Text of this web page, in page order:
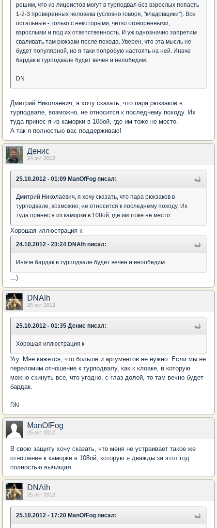
решим, что из лицеистов могут в турподвал без взрослых попасть
1-2-3 проверенных человека (условно говоря, "кладовщики"). Все
остальные - только с некоторыми, четко оговоренными,
взрослыми и под их ответственность. И уж однозначно запретим
сваливать там рюкзаки после похода. Уверен, что эта мысль не
будет популярной, но я таки попробую настоять на ней. Иначе
бардак в турподвале будет вечен и непобедим.
DN
Дмитрий Николаевич, я хочу сказать, что пара рюкзаков в
турподвале, возможно, не относится к последнему походу. Их
туда принес я из каморки в 108ой, где им тоже не место.
А так я полностью вас поддерживаю!
Денис
24 окт 2012
25.10.2012 - 01:09 ManOfFog писал:
Дмитрий Николаевич, я хочу сказать, что пара рюкзаков в
турподвале, возможно, не относится к последнему походу. Их
туда принес я из каморки в 108ой, где им тоже не место.
Хорошая иллюстрация к
24.10.2012 - 23:24 DNAlh писал:
Иначе бардак в турподвале будет вечен и непобедим.
...)
DNAlh
25 окт 2012
25.10.2012 - 01:35 Денис писал:
Хорошая иллюстрация к
Угу. Мне кажется, что больше и аргументов не нужно. Если мы не
переломим отношение к турподвалу, как к клоаке, в которую
можно скинуть все, что угодно, с глаз долой, то там вечно будет
бардак.
DN
ManOfFog
25 окт 2012
В свою защиту хочу сказать, что меня не устраивает такое же
отношение к каморке в 108ой, которую я дважды за этот год
полностью вычищал.
DNAlh
25 окт 2012
25.10.2012 - 17:20 ManOfFog писал: